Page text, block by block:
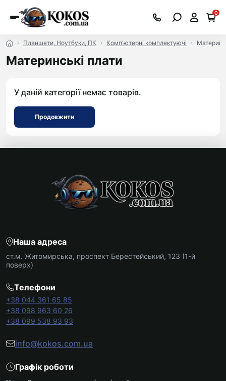
0
Планшети, Ноутбуки, ПК Комп'ютерні комплектуючі
Материнські плати
У даній категорії немає товарів.
Продовжити
Наша адреса
ст.м. Житомирська, проспект Берестейський, 123 (1-й
поверх)
Телефони
+38 044 361 65 85
+38 098 963 60 26
+38 099 538 93 93
info@kokos.com.ua
Графік роботи